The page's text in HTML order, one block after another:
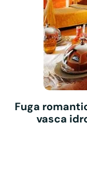
Fuga
vasca